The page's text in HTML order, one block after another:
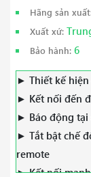
Hãng sản
Xuất xứ:
Bảo hành: 6
► Thiết kế hiện
► Kết nối đến
► Báo động tại
► Tắt bật chế
remote
► Kết nối